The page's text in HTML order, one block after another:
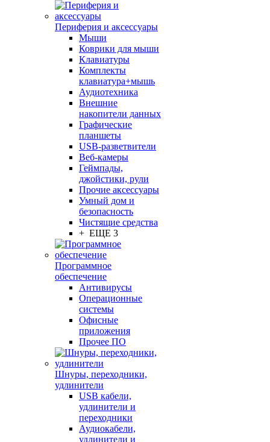
Периферия и аксессуары
Мыши
Коврики для мыши
Клавиатуры
Комплекты
клавиатура+мышь
Аудиотехника
Внешние
накопители данных
Графические
планшеты
USB-разветвители
Веб-камеры
Геймпады,
джойстики, рули
Прочие аксессуары
Умный дом и
безопасность
Чистящие средства
+ ЕЩЕ 3
Программное
обеспечение
Антивирусы
Операционные
системы
Офисные
приложения
Прочее ПО
Шнуры, переходники,
удлинители
USB кабели,
удлинители и
переходники
Аудиокабели,
удлинители и